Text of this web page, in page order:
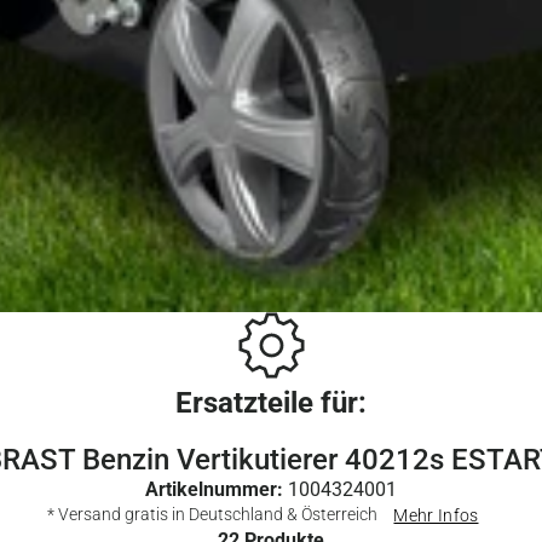
Ersatzteile für:
Benzin Vertikutierer 40212s
Artikelnummer: 1004324001
* Versand gratis in Deutschland & Österreich Mehr Infos